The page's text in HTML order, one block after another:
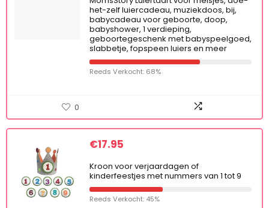
het-zelf luiercadeau, muziekdoos, bij,
babycadeau voor geboorte, doop,
babyshower, 1 verdieping,
geboortegeschenk met babyspeelgoed,
slabbetje, fopspeen luiers en meer
Reeds Verkocht: 68%
0
€17.95
Kroon voor verjaardagen of
kinderfeestjes met nummers van 1 tot 9
Reeds Verkocht: 45%